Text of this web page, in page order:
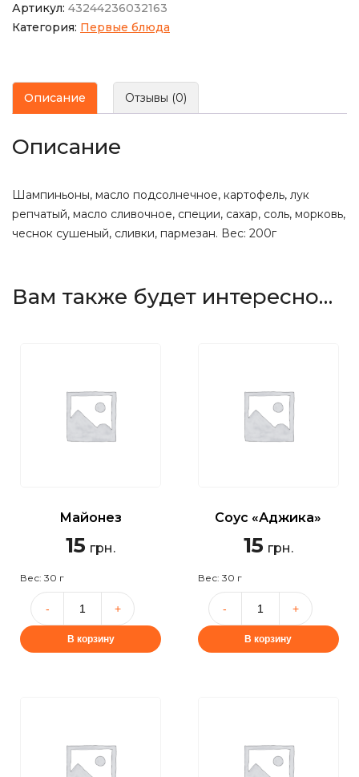
Артикул: 43244236032163
Категория: Первые блюда
Описание Отзывы (0)
Описание
Шампиньоны, масло подсолнечное, картофель, лук
репчатый, масло сливочное, специи, сахар, соль, морковь,
чеснок сушеный, сливки, пармезан. Вес: 200г
Вам также будет интересно…
Майонез
15 грн.
Вес: 30 г
В корзину
Соус «Аджика»
15 грн.
Вес: 30 г
В корзину